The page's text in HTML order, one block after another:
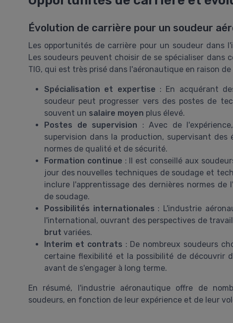
Évolution de carrière pour un soudeur
Les opportunités de carrière pour un soudeur dans
Les soudeurs peuvent choisir de se spécialiser dans
TIG, qui est très prisé dans l'aéronautique en raison
Spécialisation et expertise : En acquérant
soudeur peut progresser vers des postes de
souvent un salaire moyen plus élevé.
Postes de supervision : Avec de
supervision dans la production, supervisant
normes de qualité et de sécurité.
Formation continue : Il est conseillé aux
jour des nouvelles techniques de soudage et
inclure l'apprentissage des dernières normes
de soudage.
Possibilités internationales : L'industrie
l'international, ouvrant des perspectives de
brut variées.
Interim et contrats : De nombreux soudeurs
certaine flexibilité et la possibilité de découvrir
avant de s'engager à long terme.
En résumé, l'industrie aéronautique offre de
soudeurs, en fonction de leur expérience et de leur